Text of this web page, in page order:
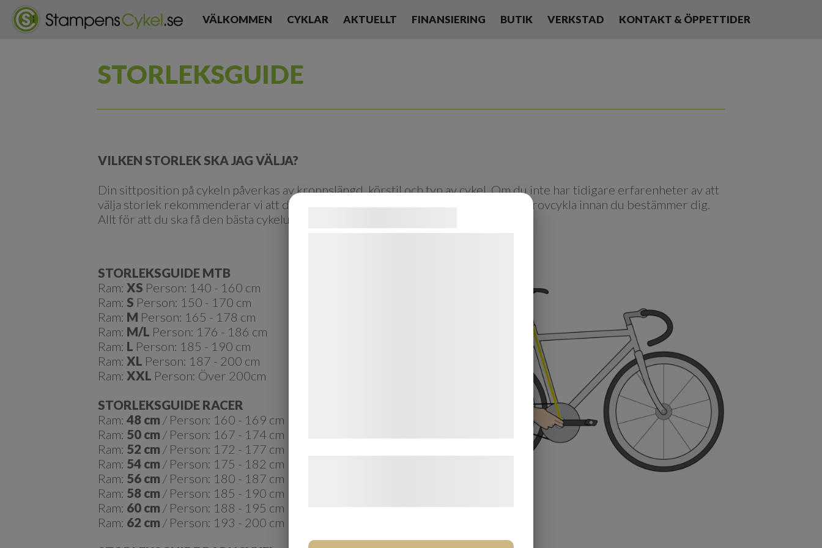
VÄLKOMMEN CYKLAR AKTUELLT FINANSIERING BUTIK VERKSTAD KONTAKT & ÖPPETTIDER
STORLEKSGUIDE
VILKEN STORLEK SKA JAG VÄLJA?
Din sittposition på cykeln påverkas av kroppslängd, körstil och typ av cykel. Om du inte har tidigare erfarenheter av att
välja storlek rekommenderar vi att du rådgör med oss eller besöker en butik och provcykla innan du bestämmer dig.
Allt för att du ska få den bästa cykelupplevelsen!
STORLEKSGUIDE MTB
Ram:XS Person: 140 - 160 cm
Ram: S Person: 150 - 170 cm
Ram: M Person: 165 - 178 cm
Ram: M/L Person: 176 - 186 cm
Ram: L Person: 185 - 190 cm
Ram:XL Person: 187 - 200 cm
Ram:XXL Person: Över 200cm
STORLEKSGUIDE RACER
Ram:48 cm / Person: 160 - 169 cm
Ram: 50 cm / Person: 167 - 174 cm
Ram: 52 cm / Person: 172 - 177 cm
Ram: 54 cm / Person: 175 - 182 cm
Ram: 56 cm / Person: 180 - 187 cm
Ram: 58 cm / Person: 185 - 190 cm
Ram: 60 cm / Person: 188 - 195 cm
Ram: 62 cm / Person: 193 - 200 cm